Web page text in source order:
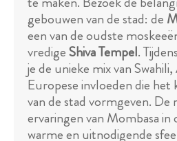
gebouwen van de stad: de
een van de oudste
vredigeShiva Tempel.
je de unieke mix van
Europese invloeden die
van de stad vormgeven.
ervaringen van Mombasa
warme en uitnodigende